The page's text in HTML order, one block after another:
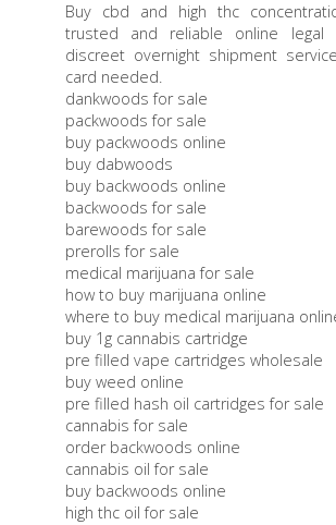
Buy cbd and high thc
trusted and reliable online legal
discreet overnight shipment
card needed.
dankwoods for sale
packwoods for sale
buy packwoods online
buy dabwoods
buy backwoods online
backwoods for sale
barewoods for sale
prerolls for sale
medical marijuana for sale
how to buy marijuana online
where to buy medical marijuana
buy 1g cannabis cartridge
pre filled vape cartridges wholesale
buy weed online
pre filled hash oil cartridges for sale
cannabis for sale
order backwoods online
cannabis oil for sale
buy backwoods online
high thc oil for sale